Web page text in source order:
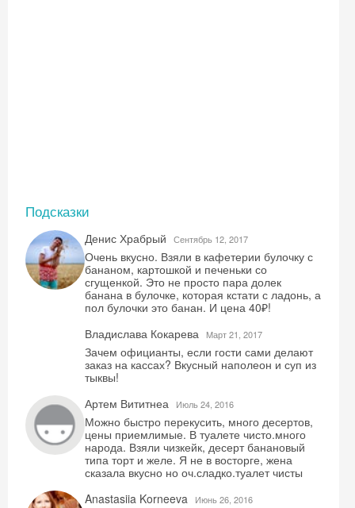
Подсказки
Денис Храбрый Сентябрь 12, 2017
Очень вкусно. Взяли в кафетерии булочку с
бананом, картошкой и печеньки со
сгущенкой. Это не просто пара долек
банана в булочке, которая кстати с ладонь, а
пол булочки это банан. И цена 40₽!
Владислава Кокарева
Mарт 21, 2017
Зачем официанты, если гости сами делают
заказ на кассах? Вкусный наполеон и суп из
тыквы!
Артем Вититнеа
Июль 24, 2016
Можно быстро перекусить, много десертов,
цены приемлимые. В туалете чисто.много
народа. Взяли чизкейк, десерт банановый
типа торт и желе. Я не в восторге, жена
сказала вкусно но оч.сладко.туалет чисты
Anastasiia Korneeva
Июнь 26, 2016